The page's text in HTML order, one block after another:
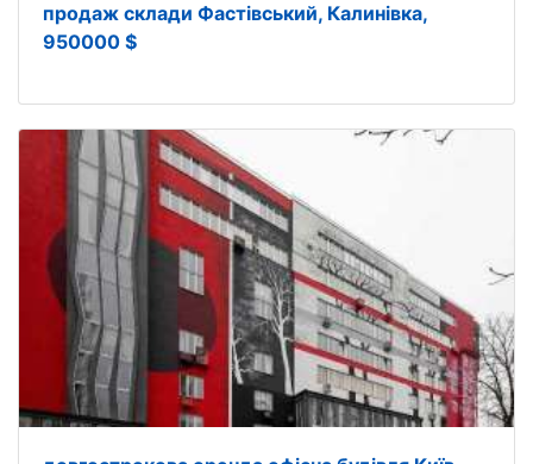
продаж склади Фастівський, Калинівка,
950000 $